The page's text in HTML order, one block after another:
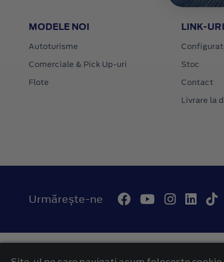
MODELE NOI
Autoturisme
Comerciale & Pick Up-uri
Flote
LINK-
Stoc
Contact
Livrare la
Urmărește-ne